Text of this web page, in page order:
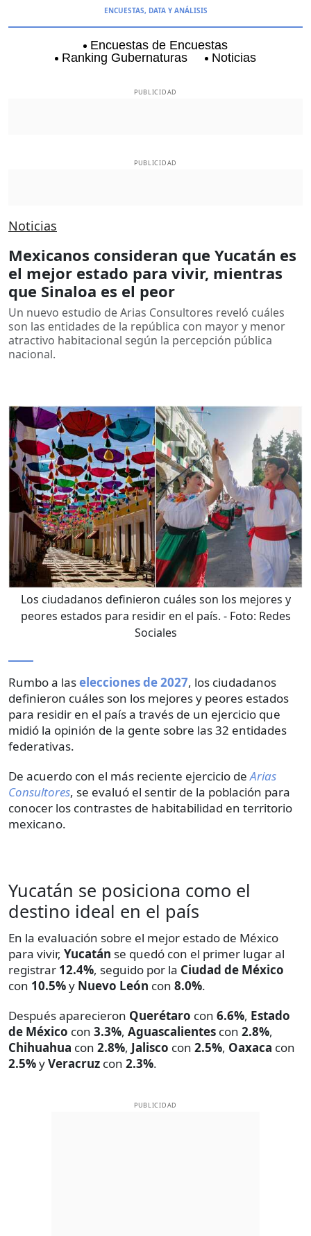
ENCUESTAS, DATA Y ANÁLISIS
Encuestas de Encuestas
Ranking Gubernaturas
Noticias
PUBLICIDAD
PUBLICIDAD
Noticias
Mexicanos consideran que Yucatán es
el mejor estado para vivir, mientras
que Sinaloa es el peor
Un nuevo estudio de Arias Consultores reveló cuáles
son las entidades de la república con mayor y menor
atractivo habitacional según la percepción pública
nacional.
Los ciudadanos definieron cuáles son los mejores y
peores estados para residir en el país. - Foto: Redes
Sociales
Rumbo a laselecciones de 2027, los ciudadanos
definieron cuáles son los mejores y peores estados
para residir en el país a través de un ejercicio que
midió la opinión de la gente sobre las 32 entidades
federativas.
De acuerdo con el más reciente ejercicio deArias
Consultores, se evaluó el sentir de la población para
conocer los contrastes de habitabilidad en territorio
mexicano.
Yucatán se posiciona como el
destino ideal en el país
En la evaluación sobre el mejor estado de México
para vivir, Yucatán se quedó con el primer lugar al
registrar 12.4%, seguido por la Ciudad de México
con 10.5%y Nuevo León con 8.0%.
Después aparecieron Querétaro con 6.6%, Estado
de México con 3.3%, Aguascalientes con 2.8%,
Chihuahua con 2.8%, Jalisco con 2.5%, Oaxaca con
2.5%yVeracruz con 2.3%.
PUBLICIDAD